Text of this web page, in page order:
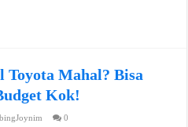
Mahal? Bisa
Kok!
0